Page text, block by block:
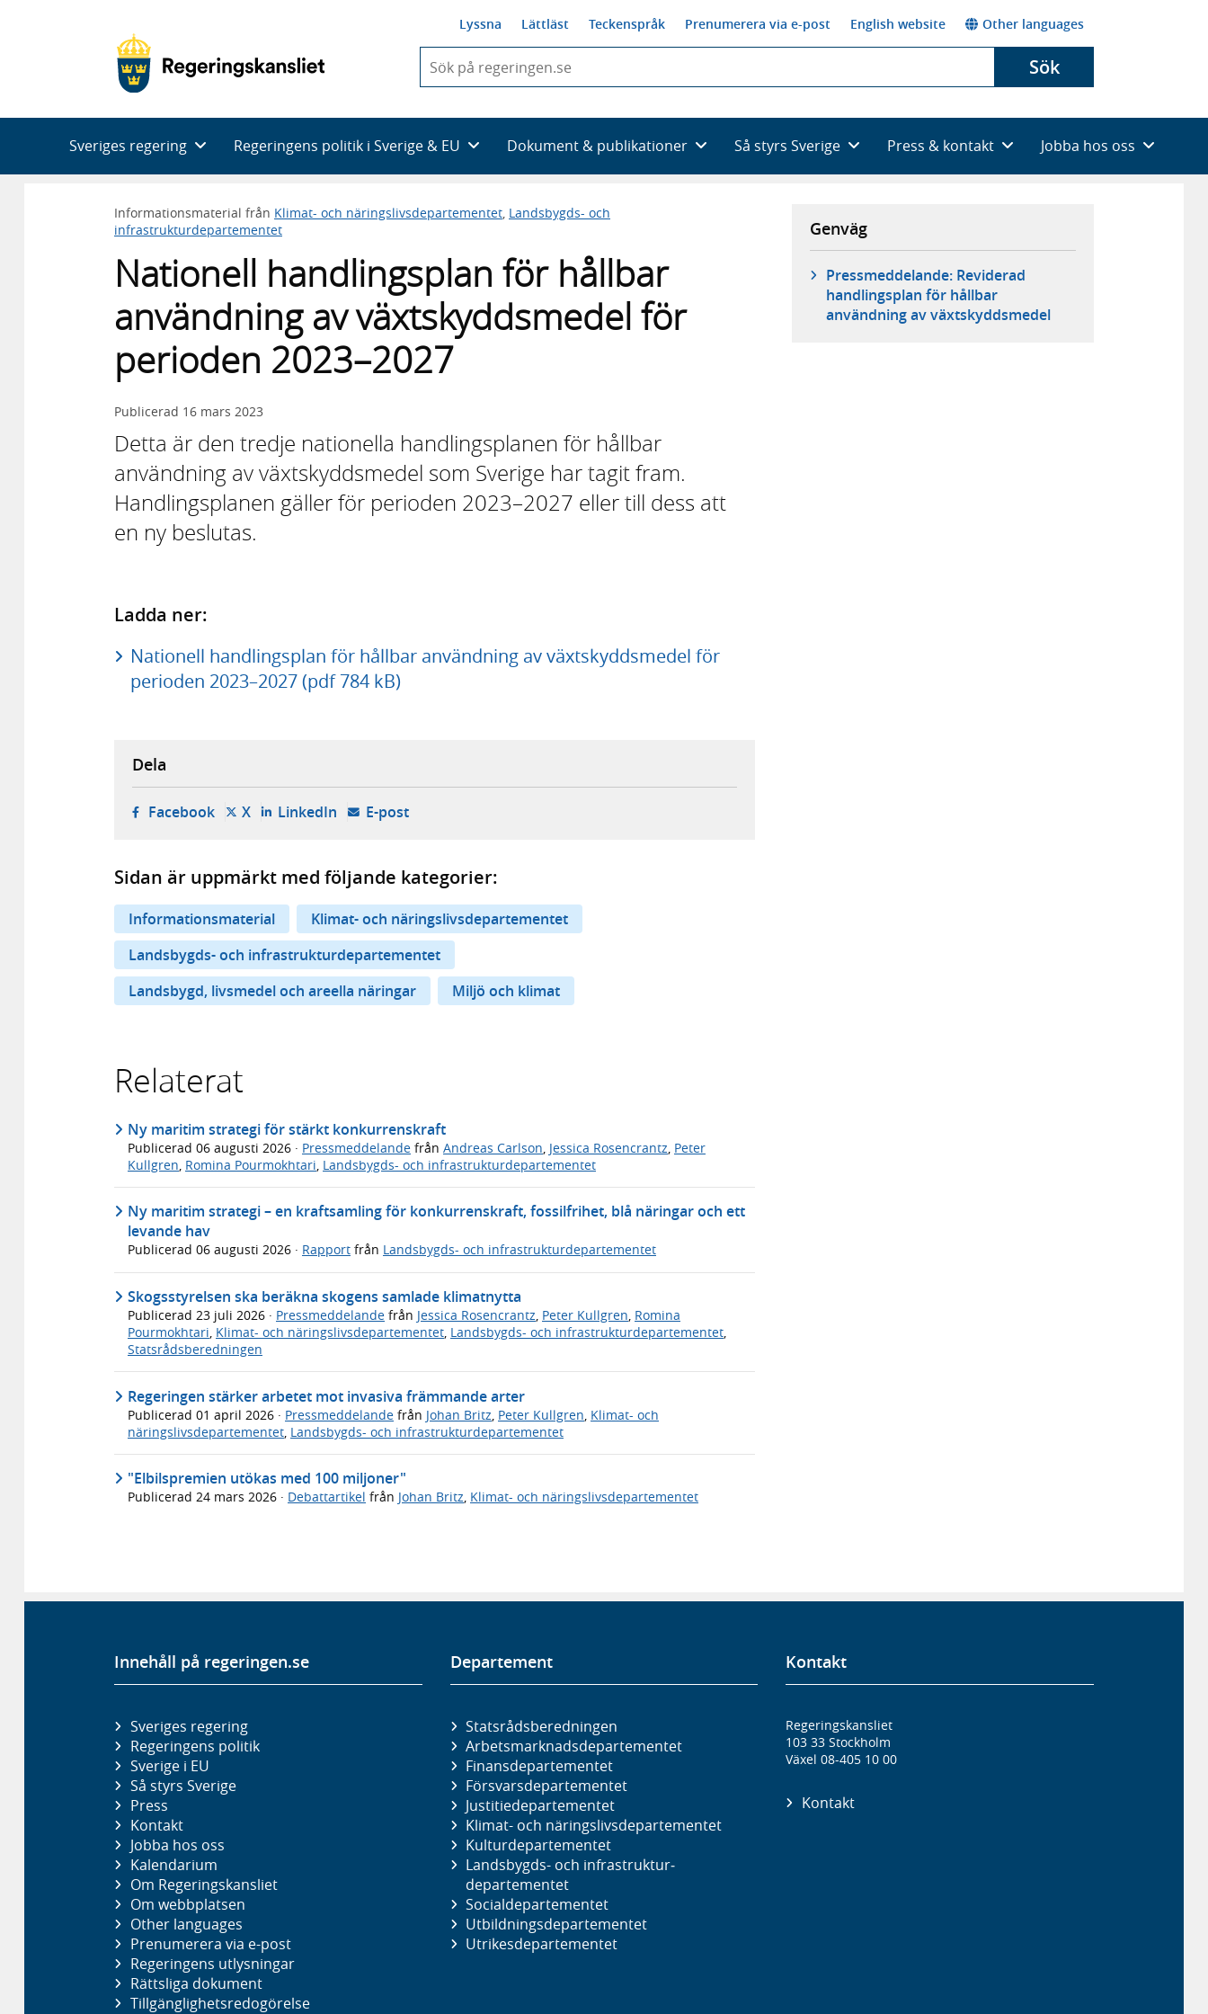
Lyssna Lättläst Teckenspråk Prenumerera via e-post English website Other languages
du
skriva
framträder
en
med
Sök
Sveriges regering Regeringens politik i Sverige & EU Dokument & publikationer Så styrs Sverige Press & kontakt Jobba hos oss
Informationsmaterial från Klimat- och näringslivsdepartementet Landsbygds- och
infrastrukturdepartementet
Nationell handlingsplan för hållbar
användning av växtskyddsmedel för
perioden 2023–2027
Publicerad 16 mars 2023
Detta är den tredje nationella handlingsplanen för hållbar
användning av växtskyddsmedel som Sverige har tagit fram.
Handlingsplanen gäller för perioden 2023–2027 eller till dess att
en ny beslutas.
Ladda ner:
Nationell handlingsplan för hållbar användning av växtskyddsmedel för
perioden 2023–2027 (pdf 784 kB)
Genväg
Pressmeddelande: Reviderad
handlingsplan för hållbar
användning av växtskyddsmedel
Dela
Facebook- öppnas i ny flik, extern webbplats,
X- öppnas i ny flik, extern webbplats,
LinkedIn- öppnas i ny flik, extern webbplats,
E-post- öppnar din e-postklient,
Sidan är uppmärkt med följande kategorier:
Informationsmaterial
Klimat- och näringslivsdepartementet
Landsbygds- och infrastrukturdepartementet
Landsbygd, livsmedel och areella näringar
Miljö och klimat
Relaterat
Ny maritim strategi för stärkt konkurrenskraft
Publicerad 06 augusti 2026 · Pressmeddelande från Andreas Carlson Jessica Rosencrantz Peter
Kullgren Romina Pourmokhtari Landsbygds- och infrastrukturdepartementet
Ny maritim strategi – en kraftsamling för konkurrenskraft, fossilfrihet, blå näringar och ett
levande hav
Publicerad 06 augusti 2026 · Rapport från Landsbygds- och infrastrukturdepartementet
Skogsstyrelsen ska beräkna skogens samlade klimatnytta
Publicerad 23 juli 2026 · Pressmeddelande från Jessica Rosencrantz, Peter Kullgren, Romina
Pourmokhtari, Klimat- och näringslivsdepartementet, Landsbygds- och infrastrukturdepartementet,
Statsrådsberedningen
Regeringen stärker arbetet mot invasiva främmande arter
Publicerad 01 april 2026 · Pressmeddelande från Johan Britz Peter Kullgren Klimat- och
näringslivsdepartementet Landsbygds- och infrastrukturdepartementet
"Elbilspremien utökas med 100 miljoner"
Publicerad 24 mars 2026 · Debattartikel från Johan Britz, Klimat- och näringslivsdepartementet
Innehåll på regeringen.se
Sveriges regering
Regeringens politik
Sverige i EU
Så styrs Sverige
Press
Kontakt
Jobba hos oss
Kalendarium
Om Regeringskansliet
Om webbplatsen
Other languages
Prenumerera via e-post
Regeringens utlysningar
Rättsliga dokument
Tillgänglighetsredogörelse
Departement
Statsrådsberedningen
Arbetsmarknads­departementet
Finans­departementet
Försvars­departementet
Justitie­departementet
Klimat- och näringslivs­departementet
Kultur­departementet
Landsbygds- och infrastruktur­
departementet
Social­departementet
Utbildnings­departementet
Utrikes­departementet
Kontakt
Regeringskansliet
103 33 Stockholm
Växel 08-405 10 00
Kontakt